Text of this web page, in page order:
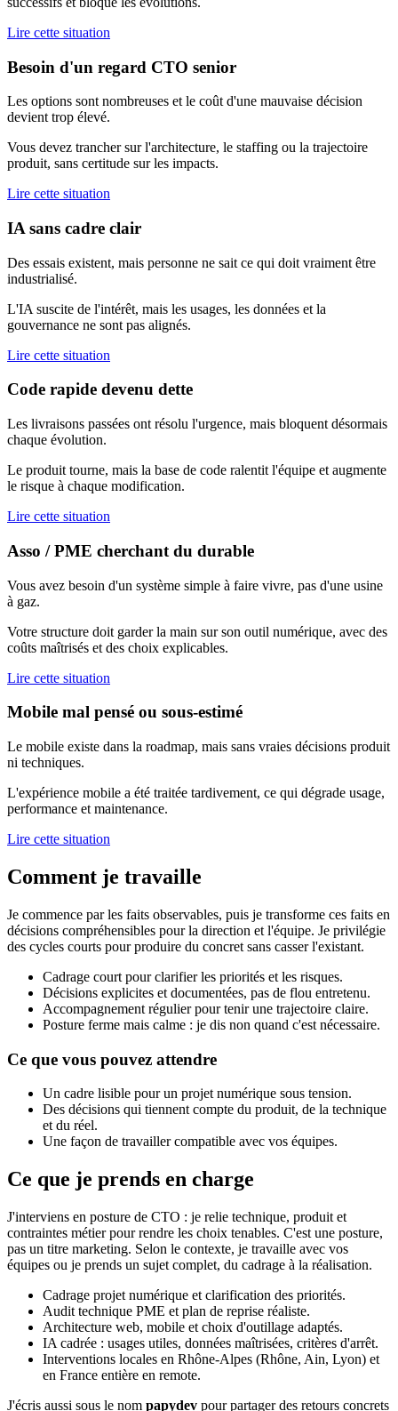
Lire cette situation
Besoin d'un regard CTO senior
Les options sont nombreuses et le coût d'une mauvaise décision
devient trop élevé.
Vous devez trancher sur l'architecture, le staffing ou la trajectoire
produit, sans certitude sur les impacts.
Lire cette situation
IA sans cadre clair
Des essais existent, mais personne ne sait ce qui doit vraiment être
industrialisé.
L'IA suscite de l'intérêt, mais les usages, les données et la
gouvernance ne sont pas alignés.
Lire cette situation
Code rapide devenu dette
Les livraisons passées ont résolu l'urgence, mais bloquent désormais
chaque évolution.
Le produit tourne, mais la base de code ralentit l'équipe et augmente
le risque à chaque modification.
Lire cette situation
Asso / PME cherchant du durable
Vous avez besoin d'un système simple à faire vivre, pas d'une usine
à gaz.
Votre structure doit garder la main sur son outil numérique, avec des
coûts maîtrisés et des choix explicables.
Lire cette situation
Mobile mal pensé ou sous-estimé
Le mobile existe dans la roadmap, mais sans vraies décisions produit
ni techniques.
L'expérience mobile a été traitée tardivement, ce qui dégrade usage,
performance et maintenance.
Lire cette situation
Comment je travaille
Je commence par les faits observables, puis je transforme ces faits en
décisions compréhensibles pour la direction et l'équipe. Je privilégie
des cycles courts pour produire du concret sans casser l'existant.
Cadrage court pour clarifier les priorités et les risques.
Décisions explicites et documentées, pas de flou entretenu.
Accompagnement régulier pour tenir une trajectoire claire.
Posture ferme mais calme : je dis non quand c'est nécessaire.
Ce que vous pouvez attendre
Un cadre lisible pour un projet numérique sous tension.
Des décisions qui tiennent compte du produit, de la technique
et du réel.
Une façon de travailler compatible avec vos équipes.
Ce que je prends en charge
J'interviens en posture de CTO : je relie technique, produit et
contraintes métier pour rendre les choix tenables. C'est une posture,
pas un titre marketing. Selon le contexte, je travaille avec vos
équipes ou je prends un sujet complet, du cadrage à la réalisation.
Cadrage projet numérique et clarification des priorités.
Audit technique PME et plan de reprise réaliste.
Architecture web, mobile et choix d'outillage adaptés.
IA cadrée : usages utiles, données maîtrisées, critères d'arrêt.
Interventions locales en Rhône-Alpes (Rhône, Ain, Lyon) et
en France entière en remote.
J'écris aussi sous le nom papydev pour partager des retours concrets